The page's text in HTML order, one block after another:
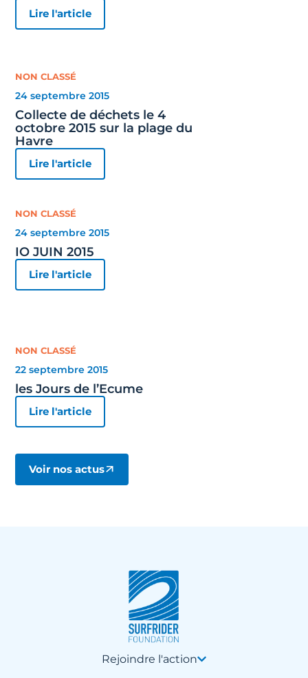
Lire l'article
NON CLASSÉ
24 septembre 2015
Collecte de déchets le 4
octobre 2015 sur la plage du
Havre
Lire l'article
NON CLASSÉ
24 septembre 2015
IO JUIN 2015
Lire l'article
NON CLASSÉ
22 septembre 2015
les Jours de l’Ecume
Lire l'article
Voir nos actus
Rejoindre l'action